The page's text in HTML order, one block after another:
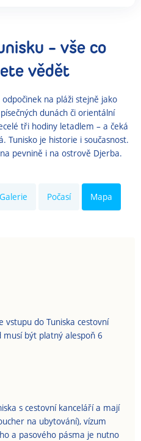
- vše co
vědět
na pláži stejně jako
dunách či orientální
tři hodiny letadlem – a čeká
Tunisko je historie i současnost.
pevnině i na ostrově Djerba.
Galerie Počasí Mapa
vstupu do Tuniska cestovní
musí být platný alespoň 6
s cestovní kanceláří a mají
na ubytování), vízum
a pasového pásma je nutno